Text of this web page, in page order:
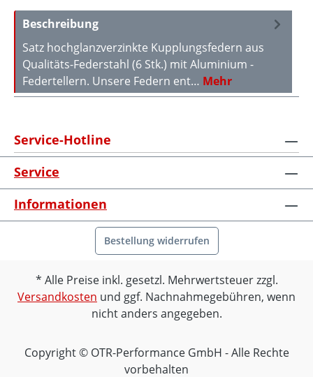
Beschreibung
Satz hochglanzverzinkte Kupplungsfedern aus
Qualitäts-Federstahl (6 Stk.) mit Aluminium -
Federtellern. Unsere Federn ent… Mehr
Service-Hotline
Service
Informationen
Bestellung widerrufen
Alle Preise inkl. gesetzl. Mehrwertsteuer zzgl.
Versandkosten und ggf. Nachnahmegebühren, wenn
nicht anders angegeben.
Copyright © OTR-Performance GmbH - Alle Rechte
vorbehalten